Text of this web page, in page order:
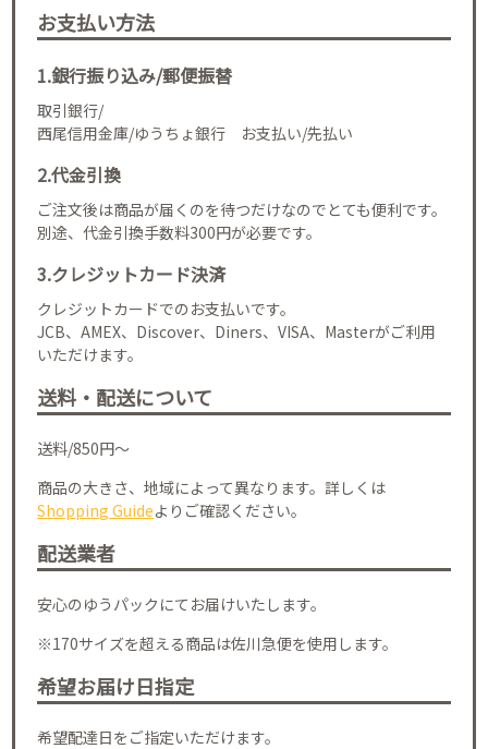
お支払い方法
1.銀行振り込み/郵便振替
取引銀行/
西尾信用金庫/ゆうちょ銀行 お支払い/先払い
2.代金引換
ご注文後は商品が届くのを待つだけなのでとても便利です。
別途、代金引換手数料300円が必要です。
3.クレジットカード決済
クレジットカードでのお支払いです。
JCB、AMEX、Discover、Diners、VISA、Masterがご利用
いただけます。
送料・配送について
送料/850円～
商品の大きさ、地域によって異なります。詳しくは
Shopping Guideよりご確認ください。
配送業者
安心のゆうパックにてお届けいたします。
※170サイズを超える商品は佐川急便を使用します。
希望お届け日指定
希望配達日をご指定いただけます。